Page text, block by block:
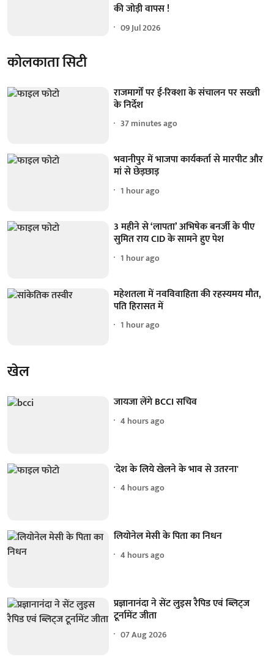
की जोड़ी वापस !
09 Jul 2026
कोलकाता सिटी
राजमार्गों पर ई-रिक्शा के संचालन पर सख्ती
के निर्देश
37 minutes ago
भवानीपुर में भाजपा कार्यकर्ता से मारपीट और
मां से छेड़छाड़
1 hour ago
3 महीने से ‘लापता’ अभिषेक बनर्जी के पीए
सुमित राय CID के सामने हुए पेश
1 hour ago
महेशतला में नवविवाहिता की रहस्यमय मौत,
पति हिरासत में
1 hour ago
खेल
जायजा लेंगे BCCI सचिव
4 hours ago
'देश के लिये खेलने के भाव से उतरना'
4 hours ago
लियोनेल मेसी के पिता का निधन
4 hours ago
प्रज्ञानानंदा ने सेंट लुइस रैपिड एवं ब्लिट्ज
टूर्नामेंट जीता
07 Aug 2026